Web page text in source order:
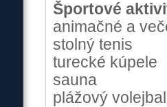
Športové
animačné a
stolný tenis
turecké kúpele
sauna
plážový volejbal